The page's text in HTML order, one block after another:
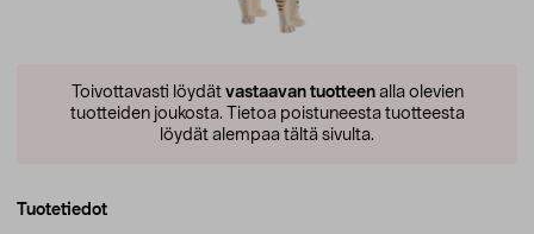
Toivottavasti löydät vastaavan tuotteenalla olevien
tuotteiden joukosta. Tietoa poistuneesta tuotteesta
löydät alempaa tältä sivulta.
Tuotetiedot